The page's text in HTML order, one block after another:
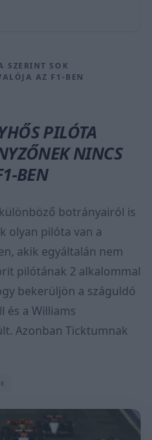
SZERINT SOK
AZ F1-BEN
PILÓTA
NINCS
BEN
botrányairól is
olyan pilóta van a
akik egyáltalán nem
pilótának 2 alkalommal
bekerüljön a száguldó
és a Williams
Azonban Ticktumnak